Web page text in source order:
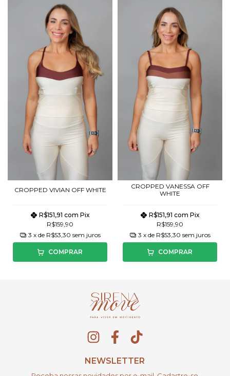
CROPPED VIVIAN OFF WHITE
R$159,90
R$151,91 com Pix
3 x de R$53,30 sem juros
COMPRAR
CROPPED VANESSA OFF
WHITE
R$159,90
R$151,91 com Pix
3 x de R$53,30 sem juros
COMPRAR
NEWSLETTER